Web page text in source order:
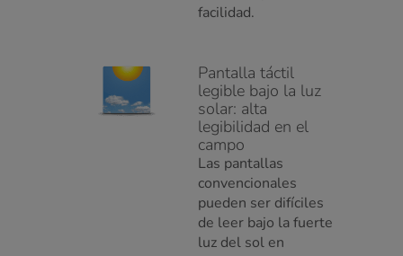
facilidad.
Pantalla táctil
legible bajo la luz
solar: alta
legibilidad en el
campo
Las pantallas
convencionales
pueden ser difíciles
de leer bajo la fuerte
luz del sol en